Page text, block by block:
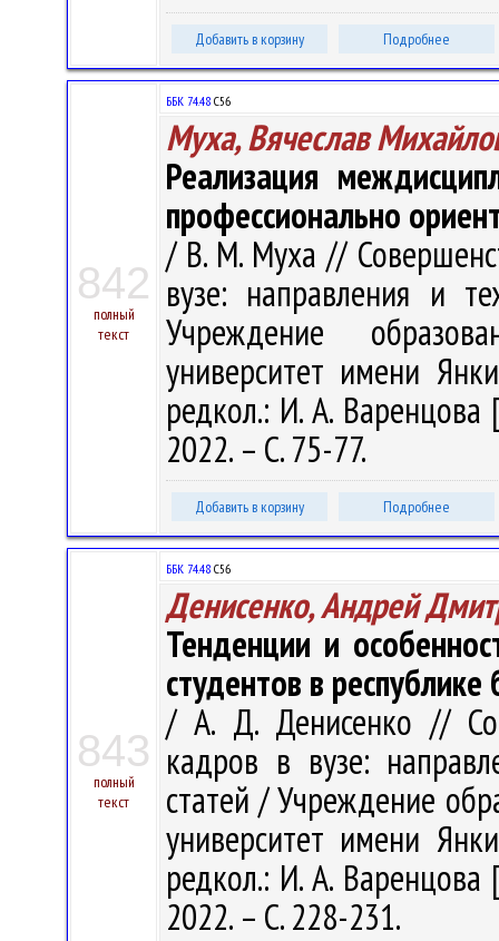
Добавить в корзину Подробнее
842
полный
текст
ББК 74.48 С56
Муха, Вячеслав
Реализация
профессионально
/ В. М. Муха //
вузе: направления и
Учреждение
университет имени
редкол.: И. А.
2022. – С. 75-77.
Добавить в корзину Подробнее
843
полный
текст
ББК 74.48 С56
Денисенко, Андрей
Тенденции и
студентов в
/ А. Д. Денисенко //
кадров в вузе:
статей / Учреждение
университет имени
редкол.: И. А.
2022. – С. 228-231.